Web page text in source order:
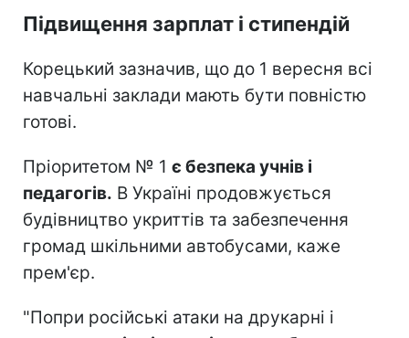
Підвищення зарплат і стипендій
Корецький зазначив, що до 1 вересня всі
навчальні заклади мають бути повністю
готові.
Пріоритетом № 1 є безпека учнів і
педагогів. В Україні продовжується
будівництво укриттів та забезпечення
громад шкільними автобусами, каже
прем'єр.
"Попри російські атаки на друкарні і